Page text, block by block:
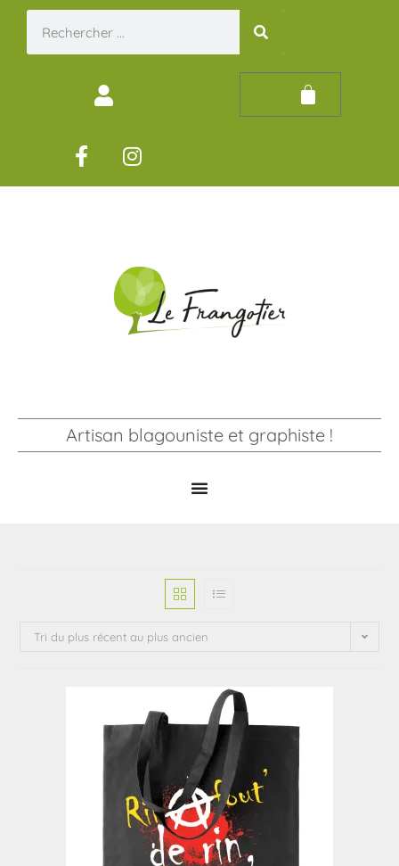
Artisan blagouniste et graphiste !
Tri du plus récent au plus ancien